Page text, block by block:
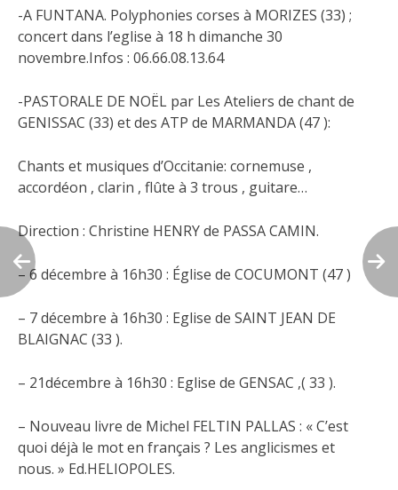
-A FUNTANA. Polyphonies corses à MORIZES (33) ;
concert dans l’eglise à 18 h dimanche 30
novembre.Infos : 06.66.08.13.64
-PASTORALE DE NOËL par Les Ateliers de chant de
GENISSAC (33) et des ATP de MARMANDA (47 ):
Chants et musiques d’Occitanie: cornemuse ,
accordéon , clarin , flûte à 3 trous , guitare…
Direction : Christine HENRY de PASSA CAMIN.
– 6 décembre à 16h30 : Église de COCUMONT (47 )
– 7 décembre à 16h30 : Eglise de SAINT JEAN DE
BLAIGNAC (33 ).
– 21décembre à 16h30 : Eglise de GENSAC ,( 33 ).
– Nouveau livre de Michel FELTIN PALLAS : « C’est
quoi déjà le mot en français ? Les anglicismes et
nous. » Ed.HELIOPOLES.